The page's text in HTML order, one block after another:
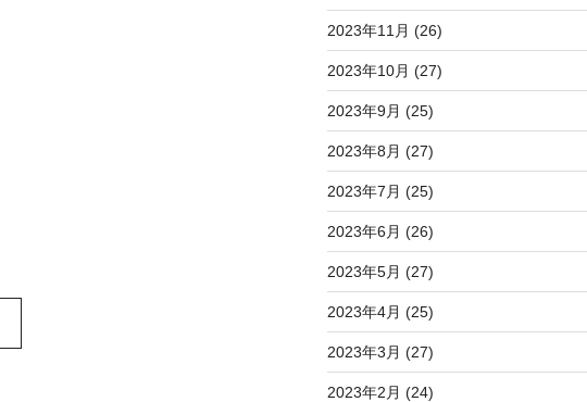
2023年11月 (26)
2023年10月 (27)
2023年9月 (25)
2023年8月 (27)
2023年7月 (25)
2023年6月 (26)
2023年5月 (27)
2023年4月 (25)
2023年3月 (27)
2023年2月 (24)